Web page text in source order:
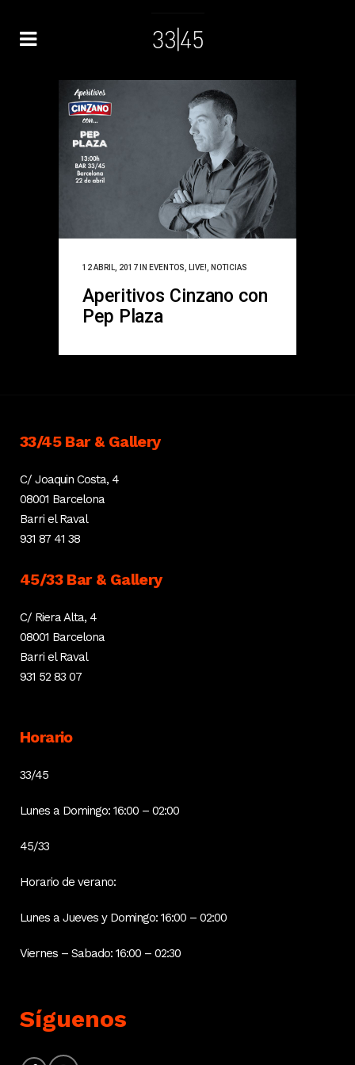
12 ABRIL, 2017 IN EVENTOS LIVE! NOTICIAS
Aperitivos Cinzano con
Pep Plaza
33/45 Bar & Gallery
C/ Joaquin Costa, 4
08001 Barcelona
Barri el Raval
931 87 41 38
45/33 Bar & Gallery
C/ Riera Alta, 4
08001 Barcelona
Barri el Raval
931 52 83 07
Horario
33/45
Lunes a Domingo: 16:00 – 02:00
45/33
Horario de verano:
Lunes a Jueves y Domingo: 16:00 – 02:00
Viernes – Sabado: 16:00 – 02:30
Síguenos